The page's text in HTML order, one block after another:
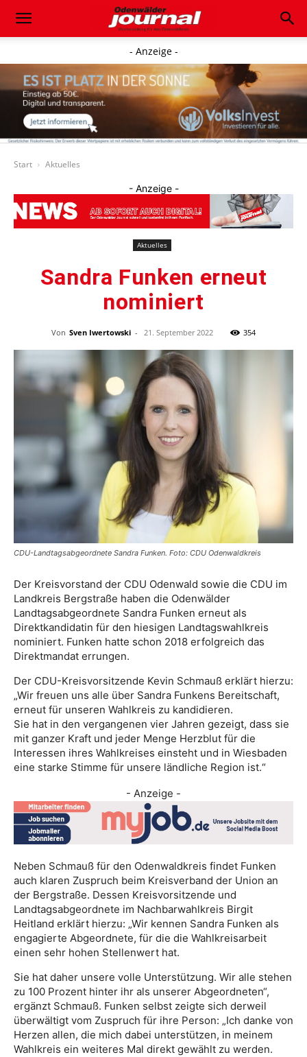
- Anzeige -
Start Aktuelles
- Anzeige -
Aktuelles
Sandra Funken erneut
nominiert
Von Sven Iwertowski - 21. September 2022 354
CDU-Landtagsabgeordnete Sandra Funken. Foto: CDU Odenwaldkreis
Der Kreisvorstand der CDU Odenwald sowie die CDU im
Landkreis Bergstraße haben die Odenwälder
Landtagsabgeordnete Sandra Funken erneut als
Direktkandidatin für den hiesigen Landtagswahlkreis
nominiert. Funken hatte schon 2018 erfolgreich das
Direktmandat errungen.
Der CDU-Kreisvorsitzende Kevin Schmauß erklärt hierzu:
„Wir freuen uns alle über Sandra Funkens Bereitschaft,
erneut für unseren Wahlkreis zu kandidieren.
Sie hat in den vergangenen vier Jahren gezeigt, dass sie
mit ganzer Kraft und jeder Menge Herzblut für die
Interessen ihres Wahlkreises einsteht und in Wiesbaden
eine starke Stimme für unsere ländliche Region ist.“
- Anzeige -
Neben Schmauß für den Odenwaldkreis findet Funken
auch klaren Zuspruch beim Kreisverband der Union an
der Bergstraße. Dessen Kreisvorsitzende und
Landtagsabgeordnete im Nachbarwahlkreis Birgit
Heitland erklärt hierzu: „Wir kennen Sandra Funken als
engagierte Abgeordnete, für die die Wahlkreisarbeit
einen sehr hohen Stellenwert hat.
Sie hat daher unsere volle Unterstützung. Wir alle stehen
zu 100 Prozent hinter ihr als unserer Abgeordneten“,
ergänzt Schmauß. Funken selbst zeigte sich derweil
überwältigt vom Zuspruch für ihre Person: „Ich danke von
Herzen allen, die mich dabei unterstützen, in meinem
Wahlkreis ein weiteres Mal direkt gewählt zu werden.